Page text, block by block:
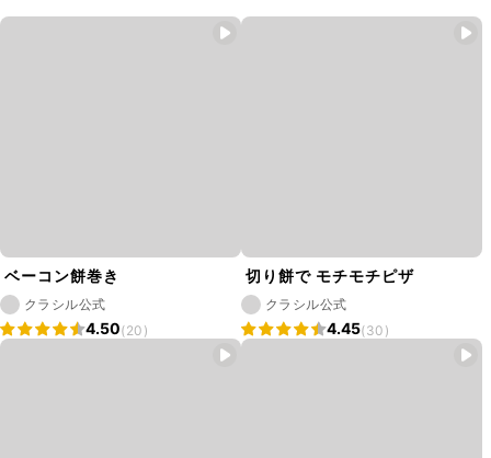
ベーコン餅巻き
クラシル公式
4.50(20)
切り餅で モチモチピザ
クラシル公式
4.45(30)